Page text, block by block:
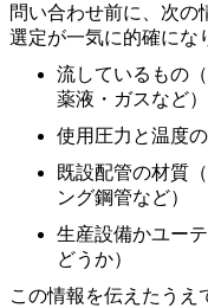
問い合わせ前に、次の
選定が一気に的確にな
流しているもの
薬液・ガスなど）
使用圧力と温度
既設配管の材質
ング鋼管など）
生産設備かユー
どうか）
この情報を伝えたうえ